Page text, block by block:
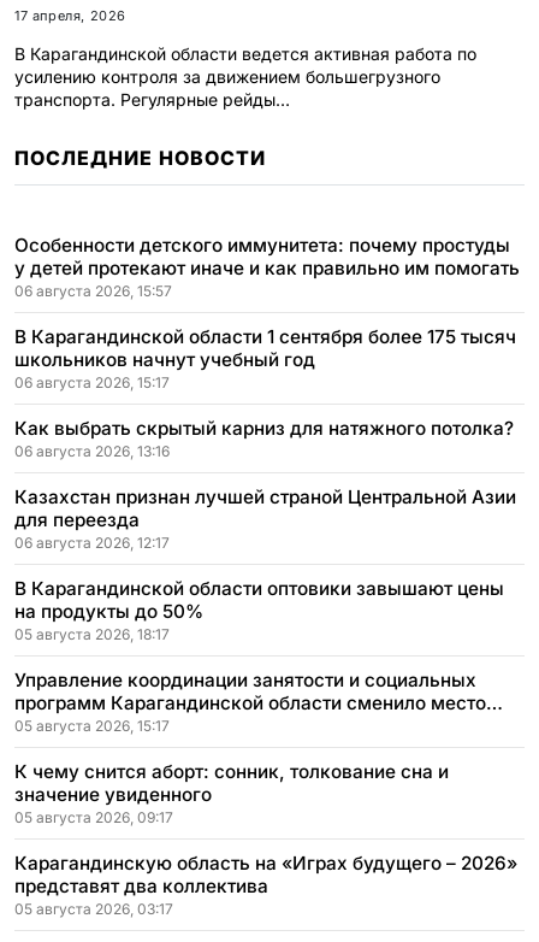
17 апреля, 2026
В Карагандинской области ведется активная работа по
усилению контроля за движением большегрузного
транспорта. Регулярные рейды…
ПОСЛЕДНИЕ НОВОСТИ
Особенности детского иммунитета: почему простуды
у детей протекают иначе и как правильно им помогать
06 августа 2026, 15:57
В Карагандинской области 1 сентября более 175 тысяч
школьников начнут учебный год
06 августа 2026, 15:17
Как выбрать скрытый карниз для натяжного потолка?
06 августа 2026, 13:16
Казахстан признан лучшей страной Центральной Азии
для переезда
06 августа 2026, 12:17
В Карагандинской области оптовики завышают цены
на продукты до 50%
05 августа 2026, 18:17
Управление координации занятости и социальных
программ Карагандинской области сменило место
расположения
05 августа 2026, 15:17
К чему снится аборт: сонник, толкование сна и
значение увиденного
05 августа 2026, 09:17
Карагандинскую область на «Играх будущего – 2026»
представят два коллектива
05 августа 2026, 03:17